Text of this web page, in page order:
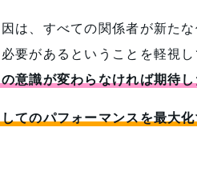
は、すべての関係者が新た
要があるということを軽視し
意識が変わらなければ期待
てのパフォーマンスを最大